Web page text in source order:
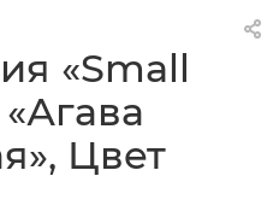
«Small
Цвет